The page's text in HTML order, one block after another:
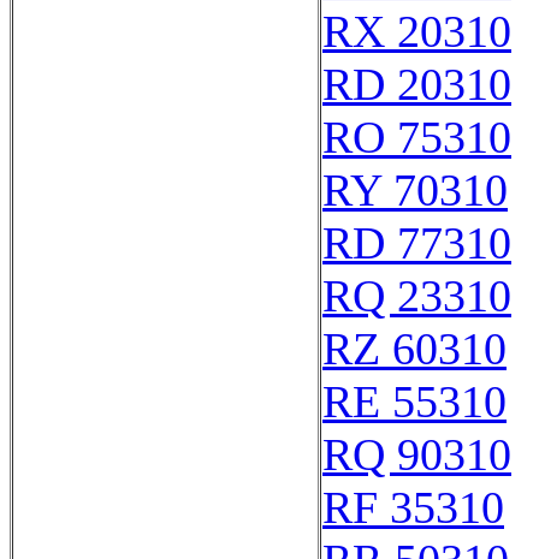
RX 20310
RD 20310
RO 75310
RY 70310
RD 77310
RQ 23310
RZ 60310
RE 55310
RQ 90310
RF 35310